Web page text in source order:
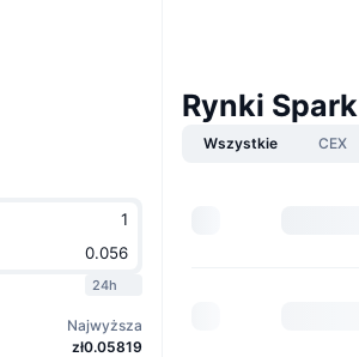
24h
Najwyższa
zł0.05819
Rynki Spark
Wszystkie CEX